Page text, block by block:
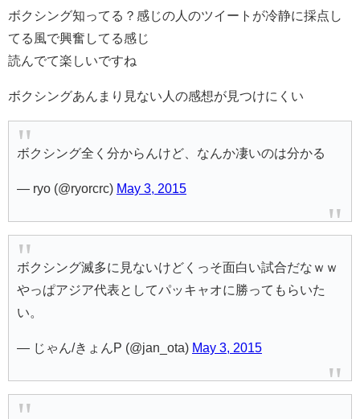
ボクシング知ってる？感じの人のツイートが冷静に採点し
てる風で興奮してる感じ
読んでて楽しいですね
ボクシングあんまり見ない人の感想が見つけにくい
ボクシング全く分からんけど、なんか凄いのは分かる
— ryo (@ryorcrc) May 3, 2015
ボクシング滅多に見ないけどくっそ面白い試合だなｗｗ
やっぱアジア代表としてパッキャオに勝ってもらいた
い。
— じゃん/きょんP (@jan_ota) May 3, 2015